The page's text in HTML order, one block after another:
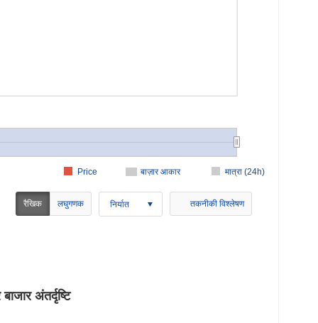
बाज़ार आकार मात्रा (24h)
Price
रैखिक लघुगणक निर्यात तकनीकी विश्लेषण
अंतर्दृष्टि